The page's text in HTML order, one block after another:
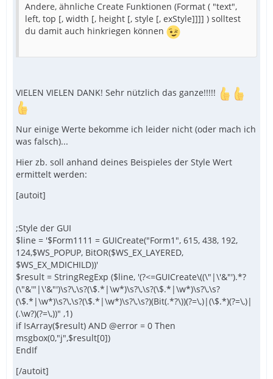
Andere, ähnliche Create Funktionen (Format ( "text",
left, top [, width [, height [, style [, exStyle]]]] ) solltest
du damit auch hinkriegen können
VIELEN VIELEN DANK! Sehr nützlich das ganze!!!!!
Nur einige Werte bekomme ich leider nicht (oder mach ich
was falsch)...
Hier zb. soll anhand deines Beispieles der Style Wert
ermittelt werden:
[autoit]
;Style der GUI
$line = '$Form1111 = GUICreate("Form1", 615, 438, 192,
124,$WS_POPUP, BitOR($WS_EX_LAYERED,
$WS_EX_MDICHILD))'
$result = StringRegExp ($line, '(?<=GUICreate\((\"|\'&"').*?
(\"&'"|\'&"')\s?\,\s?(\$.*|\w*)\s?\,\s?(\$.*|\w*)\s?\,\s?
(\$.*|\w*)\s?\,\s?(\$.*|\w*)\s?\,\s?)(Bit(.*?\))(?=\,)|(\$.*)(?=\,)|
(.\w?)(?=\,))" ,1)
if IsArray($result) AND @error = 0 Then
msgbox(0,"j",$result[0])
EndIf
[/autoit]